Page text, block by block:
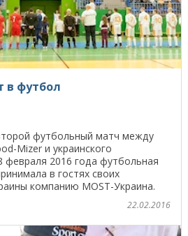
в футбол
футбольный матч между
Mizer и украинского
февраля 2016 года футбольная
в гостях своих
компанию MOST-Украина.
22.02.2016